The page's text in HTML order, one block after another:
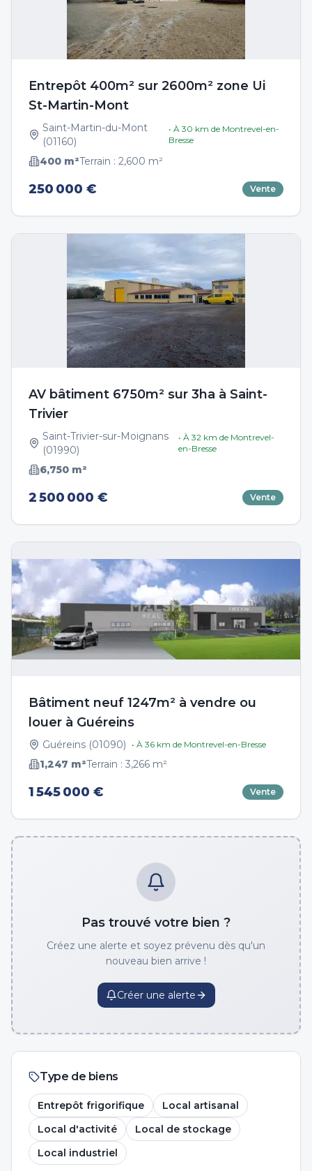
Entrepôt 400m² sur 2600m² zone Ui
St-Martin-Mont
Saint-Martin-du-Mont
(01160)
• À 30 km de Montrevel-en-
Bresse
400 m²Terrain : 2,600 m²
250 000 € Vente
AV bâtiment 6750m² sur 3ha à Saint-
Trivier
Saint-Trivier-sur-Moignans
(01990)
• À 32km de Montrevel-
en-Bresse
6,750 m²
2 500 000 € Vente
Bâtiment neuf 1247m² à vendre ou
louer à Guéreins
Guéreins (01090) • À 36 km de Montrevel-en-Bresse
1,247 m²Terrain : 3,266 m²
1 545 000 € Vente
Pas trouvé votre bien ?
Créez une alerte et soyez prévenu dès qu'un
nouveau bien arrive !
Créer une alerte
Type de biens
Entrepôt frigorifique
Local artisanal
Local d'activité
Local de stockage
Local industriel